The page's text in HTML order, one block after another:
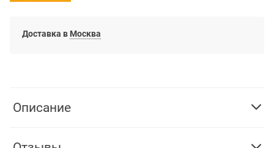
Доставка в Москва
Описание